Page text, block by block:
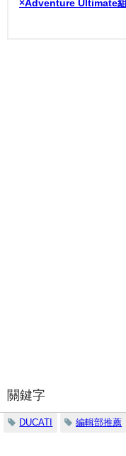
×Adventure Ultimate組
關鍵字
DUCATI 編輯部推薦